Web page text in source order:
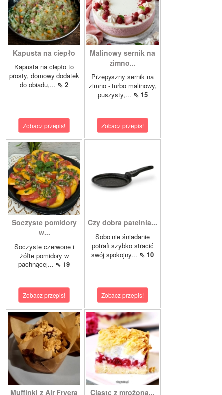
Kapusta na ciepło
Kapusta na ciepło to
prosty, domowy dodatek
do obiadu,... ⇖ 2
Zobacz przepis!
Malinowy sernik na
zimno...
Przepyszny sernik na
zimno - turbo malinowy,
puszysty,... ⇖ 15
Zobacz przepis!
Soczyste pomidory
w...
Soczyste czerwone i
żółte pomidory w
pachnącej... ⇖ 19
Zobacz przepis!
Czy dobra patelnia...
Sobotnie śniadanie
potrafi szybko stracić
swój spokojny... ⇖ 10
Zobacz przepis!
Muffinki z Air Fryera Ciasto z mrożoną...